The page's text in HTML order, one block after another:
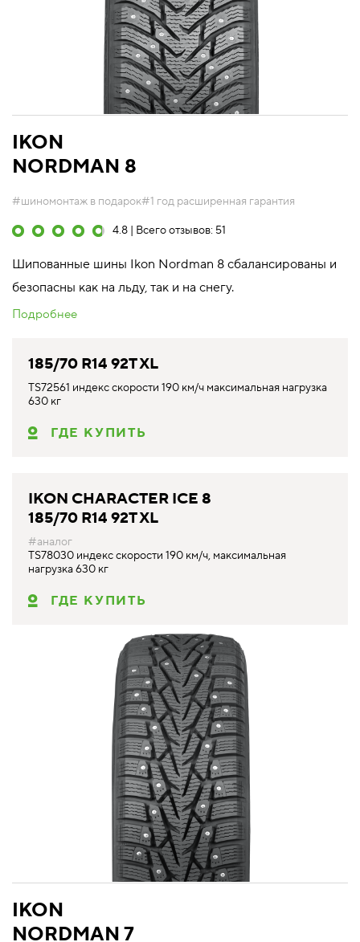
IKON
NORDMAN 8
#шиномонтаж в подарок#1 год расширенная гарантия
4.8 | Всего отзывов: 51
Шипованные шины Ikon Nordman 8 сбалансированы и
безопасны как на льду, так и на снегу.
Подробнее
185/70 R14 92T XL
TS72561 индекс скорости 190 км/ч максимальная нагрузка
630 кг
ГДЕ КУПИТЬ
IKON CHARACTER ICE 8
185/70 R14 92T XL
#аналог
TS78030 индекс скорости 190 км/ч, максимальная
нагрузка 630 кг
ГДЕ КУПИТЬ
IKON
NORDMAN 7